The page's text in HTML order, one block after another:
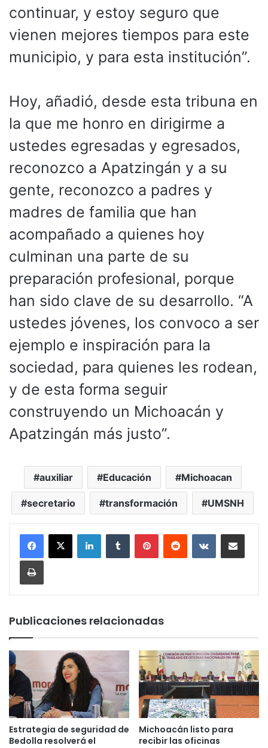
continuar, y estoy seguro que
vienen mejores tiempos para este
municipio, y para esta institución”.
Hoy, añadió, desde esta tribuna en
la que me honro en dirigirme a
ustedes egresadas y egresados,
reconozco a Apatzingán y a su
gente, reconozco a padres y
madres de familia que han
acompañado a quienes hoy
culminan una parte de su
preparación profesional, porque
han sido clave de su desarrollo. “A
ustedes jóvenes, los convoco a ser
ejemplo e inspiración para la
sociedad, para quienes les rodean,
y de esta forma seguir
construyendo un Michoacán y
Apatzingán más justo”.
auxiliar Educación Michoacan
secretario transformación UMSNH
LinkedInTumblr PinterestReddit VKontakteCompartir por
Imprimir
Publicaciones relacionadas
Estrategia de seguridad de
Bedolla resolverá el
Michoacán listo para
recibir las oficinas